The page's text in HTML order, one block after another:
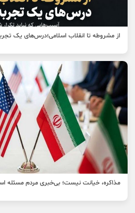
از مشروطه تا انقلاب اسلامی؛درس‌های یک
مذاکره، خیانت نیست؛ بی‌خبری مردم مسئله